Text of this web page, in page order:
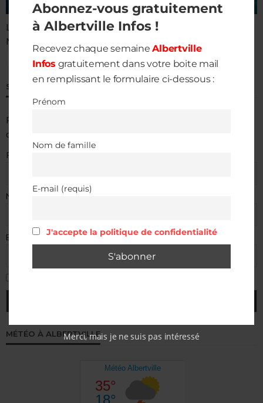
Le son de ta Savoie
M2S
ÉCOUTER EN DIRECT
S’ABONNER À ALBERTVILLE INFOS
Pour recevoir chaque semaine
dans votre boite mail.
Prénom
Nom de famille
E-mail (requis)
MÉTÉO À ALBERTVILLE
Abonnez-vous gratuitement
à Albertville Infos !
Recevez chaque semaineAlbertville
Infos gratuitement dans votre boite mail
en remplissant le formulaire ci-dessous :
Prénom
Nom de famille
E-mail (requis)
J'accepte la politique de confidentialité
Merci, mais je ne suis pas intéressé